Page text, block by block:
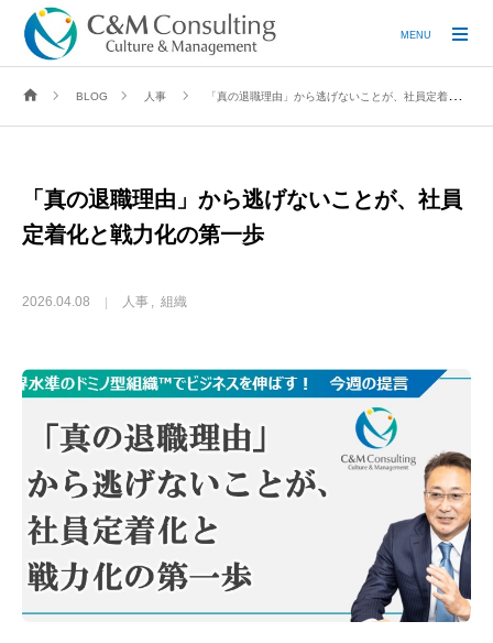
BLOG 人事 「真の退職理由」から逃げないことが、社員定着化と戦力化の第一歩
「真の退職理由」から逃げないことが、社員
定着化と戦力化の第一歩
2026.04.08 人事 組織
MENU